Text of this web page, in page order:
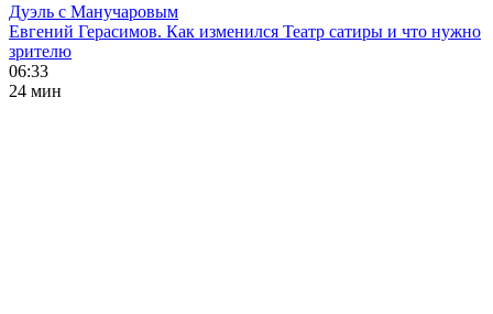
Дуэль с Манучаровым
Евгений Герасимов. Как изменился Театр сатиры и что нужно
зрителю
06:33
24 мин